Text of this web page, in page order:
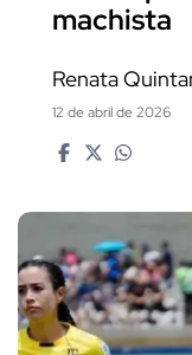
machista
Renata
12 de abril de 2026